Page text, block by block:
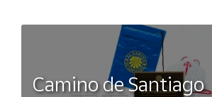
Camino de Santiago